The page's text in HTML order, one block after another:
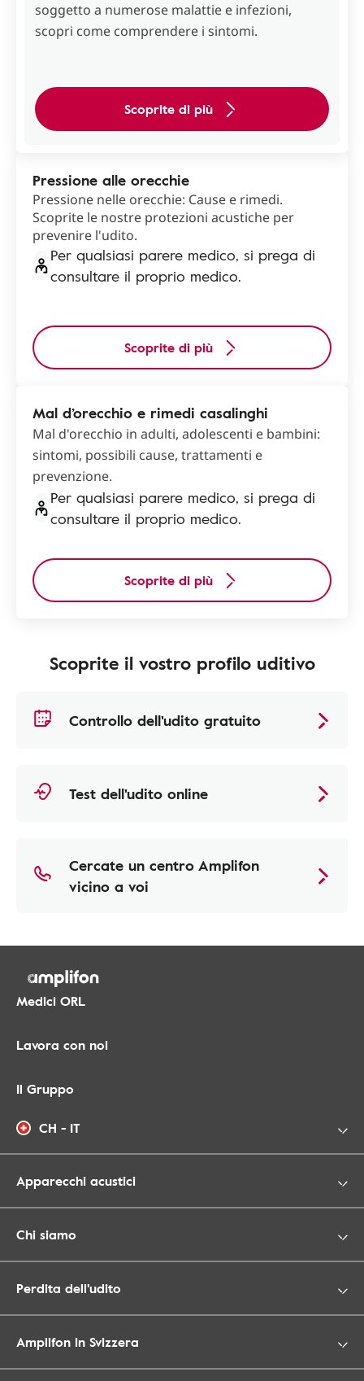
soggetto a numerose malattie e infezioni,
scopri come comprendere i sintomi.
Scoprite di più
Pressione alle orecchie
Pressione nelle orecchie: Cause e rimedi.
Scoprite le nostre protezioni acustiche per
prevenire l'udito.
Per qualsiasi parere medico, si prega di
consultare il proprio medico.
Scoprite di più
Mal d’orecchio e rimedi casalinghi
Mal d'orecchio in adulti, adolescenti e bambini:
sintomi, possibili cause, trattamenti e
prevenzione.
Per qualsiasi parere medico, si prega di
consultare il proprio medico.
Scoprite di più
Scoprite il vostro profilo uditivo
Controllo dell'udito gratuito
Test dell'udito online
Cercate un centro Amplifon
vicino a voi
Medici ORL
Lavora con noi
Il Gruppo
CH - IT
Apparecchi acustici
Chi siamo
Perdita dell'udito
Amplifon in Svizzera